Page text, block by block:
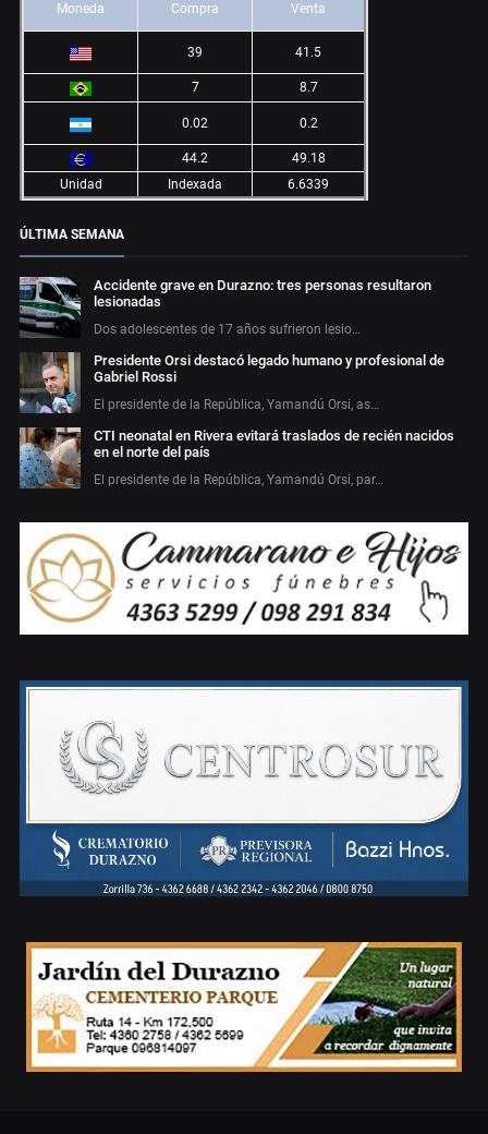
Moneda Compra Venta
39 41.5
7 8.7
0.02 0.2
44.2
49.18
Unidad
Indexada 6.6339
ÚLTIMA SEMANA
Accidente grave en Durazno: tres personas resultaron
lesionadas
Dos adolescentes de 17 años sufrieron lesio…
Presidente Orsi destacó legado humano y profesional de
Gabriel Rossi
El presidente de la República, Yamandú Orsi, as…
CTI neonatal en Rivera evitará traslados de recién nacidos
en el norte del país
El presidente de la República, Yamandú Orsi, par…